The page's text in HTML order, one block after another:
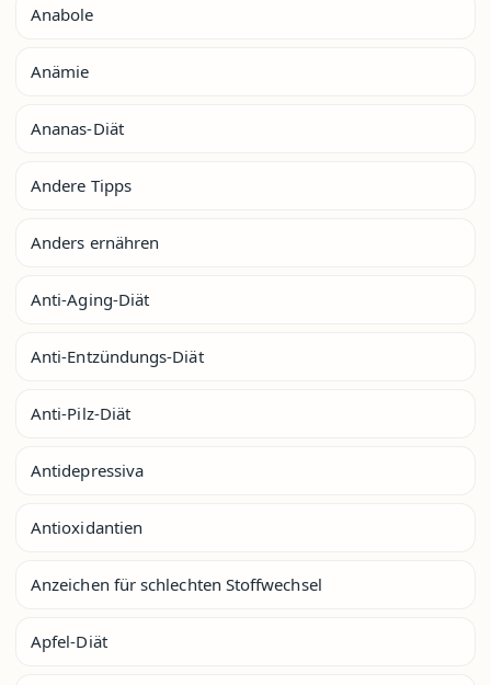
Anabole
Anämie
Ananas-Diät
Andere Tipps
Anders ernähren
Anti-Aging-Diät
Anti-Entzündungs-Diät
Anti-Pilz-Diät
Antidepressiva
Antioxidantien
Anzeichen für schlechten Stoffwechsel
Apfel-Diät